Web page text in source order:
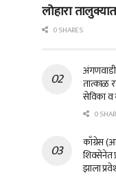
लोहारा
0 SHARES
तात्काळ
सेविका
0
काँग्रेस
शिवसेनेत
झाला